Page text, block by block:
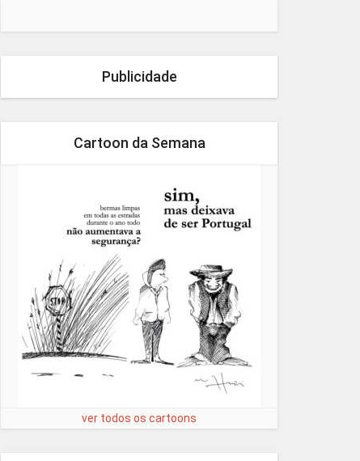
Publicidade
Cartoon da Semana
ver todos os cartoons